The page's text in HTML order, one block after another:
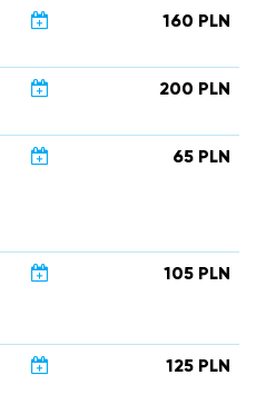
160 PLN
200 PLN
65 PLN
105 PLN
125 PLN